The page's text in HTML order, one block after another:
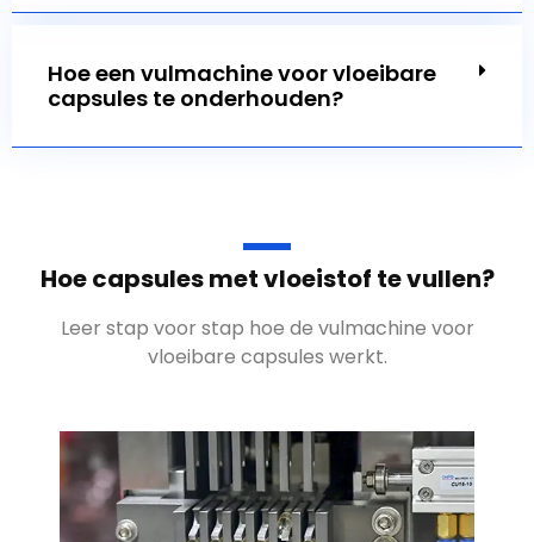
Hoe een vulmachine voor vloeibare
capsules te onderhouden?
Hoe capsules met vloeistof te vullen?
Leer stap voor stap hoe de vulmachine voor
vloeibare capsules werkt.